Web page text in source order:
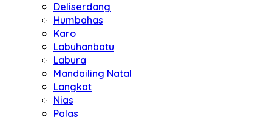
Deliserdang
Humbahas
Karo
Labuhanbatu
Labura
Mandailing Natal
Langkat
Nias
Palas